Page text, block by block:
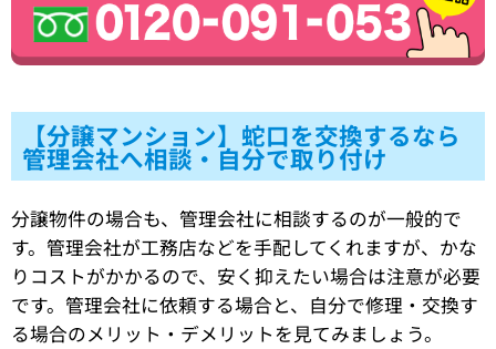
【分譲マンション】蛇口を交換するなら
管理会社へ相談・自分で取り付け
分譲物件の場合も、管理会社に相談するのが一般的で
す。管理会社が工務店などを手配してくれますが、かな
りコストがかかるので、安く抑えたい場合は注意が必要
です。管理会社に依頼する場合と、自分で修理・交換す
る場合のメリット・デメリットを見てみましょう。